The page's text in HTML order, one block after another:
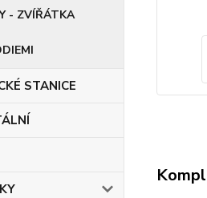
- ZVÍŘÁTKA
STANICE